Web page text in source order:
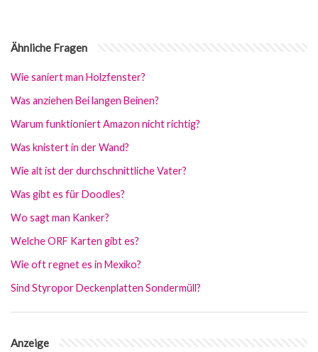
Ähnliche Fragen
Wie saniert man Holzfenster?
Was anziehen Bei langen Beinen?
Warum funktioniert Amazon nicht richtig?
Was knistert in der Wand?
Wie alt ist der durchschnittliche Vater?
Was gibt es für Doodles?
Wo sagt man Kanker?
Welche ORF Karten gibt es?
Wie oft regnet es in Mexiko?
Sind Styropor Deckenplatten Sondermüll?
Anzeige